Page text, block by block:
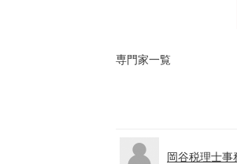
専門家一覧
岡谷税理士事